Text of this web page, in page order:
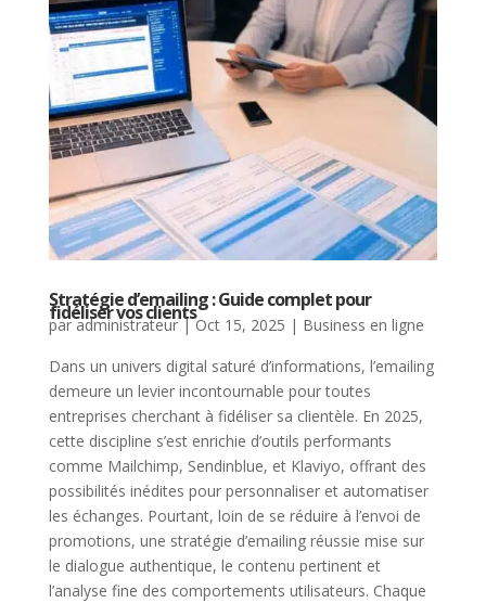
Stratégie d’emailing : Guide complet pour
fidéliser vos clients
paradministrateur|Oct 15, 2025 | Business en ligne
Dans un univers digital saturé d’informations, l’emailing
demeure un levier incontournable pour toutes
entreprises cherchant à fidéliser sa clientèle. En 2025,
cette discipline s’est enrichie d’outils performants
comme Mailchimp, Sendinblue, et Klaviyo, offrant des
possibilités inédites pour personnaliser et automatiser
les échanges. Pourtant, loin de se réduire à l’envoi de
promotions, une stratégie d’emailing réussie mise sur
le dialogue authentique, le contenu pertinent et
l’analyse fine des comportements utilisateurs. Chaque